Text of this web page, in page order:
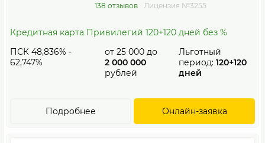
138 отзывов Лицензия №3255
Кредитная карта Привилегий 120+120 дней без %
ПСК 48,836% -
62,747%
от 25 000 до
2 000 000
рублей
Льготный
период: 120+120
дней
Онлайн-заявка
Подробнее